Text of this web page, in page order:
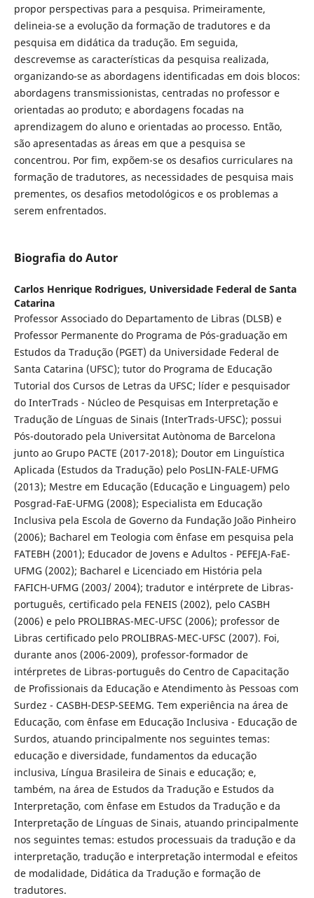
propor perspectivas para a pesquisa. Primeiramente,
delineia-se a evolução da formação de tradutores e da
pesquisa em didática da tradução. Em seguida,
descrevemse as características da pesquisa realizada,
organizando-se as abordagens identificadas em dois blocos:
abordagens transmissionistas, centradas no professor e
orientadas ao produto; e abordagens focadas na
aprendizagem do aluno e orientadas ao processo. Então,
são apresentadas as áreas em que a pesquisa se
concentrou. Por fim, expõem-se os desafios curriculares na
formação de tradutores, as necessidades de pesquisa mais
prementes, os desafios metodológicos e os problemas a
serem enfrentados.
Biografia do Autor
Carlos Henrique Rodrigues, Universidade Federal de Santa
Catarina
Professor Associado do Departamento de Libras (DLSB) e
Professor Permanente do Programa de Pós-graduação em
Estudos da Tradução (PGET) da Universidade Federal de
Santa Catarina (UFSC); tutor do Programa de Educação
Tutorial dos Cursos de Letras da UFSC; líder e pesquisador
do InterTrads - Núcleo de Pesquisas em Interpretação e
Tradução de Línguas de Sinais (InterTrads-UFSC); possui
Pós-doutorado pela Universitat Autònoma de Barcelona
junto ao Grupo PACTE (2017-2018); Doutor em Linguística
Aplicada (Estudos da Tradução) pelo PosLIN-FALE-UFMG
(2013); Mestre em Educação (Educação e Linguagem) pelo
Posgrad-FaE-UFMG (2008); Especialista em Educação
Inclusiva pela Escola de Governo da Fundação João Pinheiro
(2006); Bacharel em Teologia com ênfase em pesquisa pela
FATEBH (2001); Educador de Jovens e Adultos - PEFEJA-FaE-
UFMG (2002); Bacharel e Licenciado em História pela
FAFICH-UFMG (2003/ 2004); tradutor e intérprete de Libras-
português, certificado pela FENEIS (2002), pelo CASBH
(2006) e pelo PROLIBRAS-MEC-UFSC (2006); professor de
Libras certificado pelo PROLIBRAS-MEC-UFSC (2007). Foi,
durante anos (2006-2009), professor-formador de
intérpretes de Libras-português do Centro de Capacitação
de Profissionais da Educação e Atendimento às Pessoas com
Surdez - CASBH-DESP-SEEMG. Tem experiência na área de
Educação, com ênfase em Educação Inclusiva - Educação de
Surdos, atuando principalmente nos seguintes temas:
educação e diversidade, fundamentos da educação
inclusiva, Língua Brasileira de Sinais e educação; e,
também, na área de Estudos da Tradução e Estudos da
Interpretação, com ênfase em Estudos da Tradução e da
Interpretação de Línguas de Sinais, atuando principalmente
nos seguintes temas: estudos processuais da tradução e da
interpretação, tradução e interpretação intermodal e efeitos
de modalidade, Didática da Tradução e formação de
tradutores.